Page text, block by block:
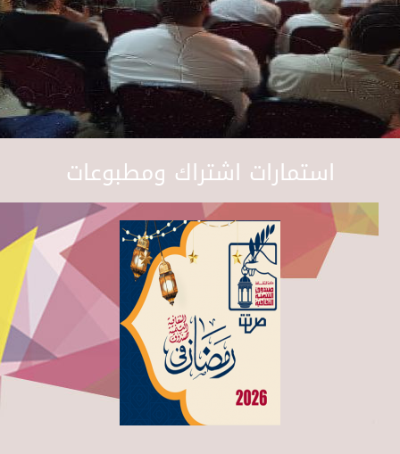
استمارات اشتراك ومطبوعات